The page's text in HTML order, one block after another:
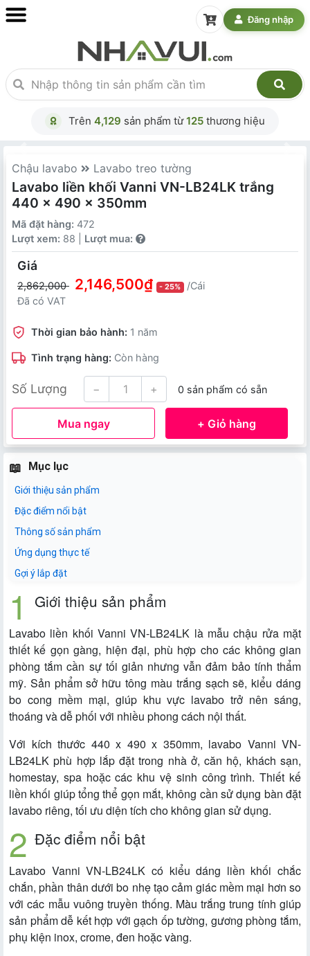
Đăng nhập
Trên 4,129 sản phẩm từ125 thương hiệu
Chậu lavabo Lavabo treo tường
Lavabo liền khối Vanni VN-LB24LK trắng
440 x 490 x 350mm
Mã đặt hàng: 472
Lượt xem: 88 | Lượt mua:
Giá
2,862,000 2,146,500₫ - 25%
/Cái
Đã có VAT
Thời gian bảo hành: 1 năm
Tình trạng hàng: Còn hàng
Số Lượng − + 0 sản phẩm có sẵn
Mua ngay + Giỏ hàng
Mục lục
Giới thiệu sản phẩm
Đặc điểm nổi bật
Thông số sản phẩm
Ứng dụng thực tế
Gợi ý lắp đặt
Giới thiệu sản phẩm
Lavabo liền khối Vanni VN-LB24LK là mẫu chậu rửa mặt
thiết kế gọn gàng, hiện đại, phù hợp cho các không gian
phòng tắm cần sự tối giản nhưng vẫn đảm bảo tính thẩm
mỹ. Sản phẩm sở hữu tông màu trắng sạch sẽ, kiểu dáng
bo cong mềm mại, giúp khu vực lavabo trở nên sáng,
thoáng và dễ phối với nhiều phong cách nội thất.
Với kích thước 440 x 490 x 350mm, lavabo Vanni VN-
LB24LK phù hợp lắp đặt trong nhà ở, căn hộ, khách sạn,
homestay, spa hoặc các khu vệ sinh công trình. Thiết kế
liền khối giúp tổng thể gọn mắt, không cần sử dụng bàn đặt
lavabo riêng, tối ưu diện tích cho không gian sử dụng.
Đặc điểm nổi bật
Lavabo Vanni VN-LB24LK có kiểu dáng liền khối chắc
chắn, phần thân dưới bo nhẹ tạo cảm giác mềm mại hơn so
với các mẫu vuông truyền thống. Màu trắng trung tính giúp
sản phẩm dễ kết hợp với gạch ốp tường, gương phòng tắm,
phụ kiện inox, crome, đen hoặc vàng.